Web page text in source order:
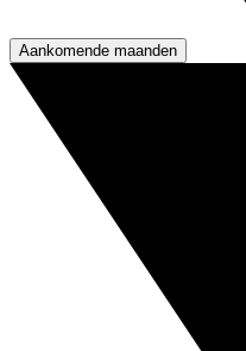
Aankomende maanden